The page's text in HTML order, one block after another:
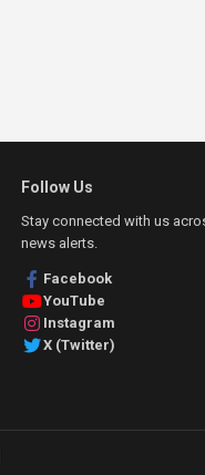
Follow Us
Stay connected with us
news alerts.
Facebook
YouTube
Instagram
X (Twitter)